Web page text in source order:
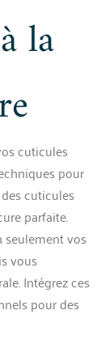
la
cuticules
pour
cuticules
parfaite.
seulement vos
vous
Intégrez ces
pour des